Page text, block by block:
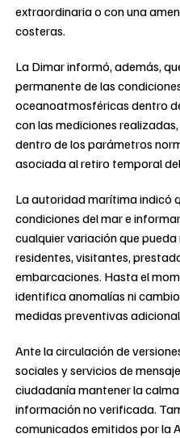
extraordinaria o con una
costeras.
La Dimar informó, además,
permanente de las
oceanoatmosféricas dentro
con las mediciones
dentro de los parámetros
asociada al retiro temporal
La autoridad marítima indicó
condiciones del mar e
cualquier variación que
residentes, visitantes,
embarcaciones. Hasta el
identifica anomalías ni
medidas preventivas
Ante la circulación de
sociales y servicios de
ciudadanía mantener la
información no verificada.
comunicados emitidos por la